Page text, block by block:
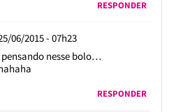
RESPONDER
06/2015 - 07h23
nesse bolo…
RESPONDER